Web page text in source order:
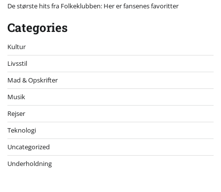
De største hits fra Folkeklubben: Her er fansenes favoritter
Categories
Kultur
Livsstil
Mad & Opskrifter
Musik
Rejser
Teknologi
Uncategorized
Underholdning